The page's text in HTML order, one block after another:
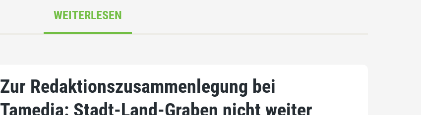
WEITERLESEN
Zur Redaktionszusammenlegung bei
Tamedia: Stadt-Land-Graben nicht weiter